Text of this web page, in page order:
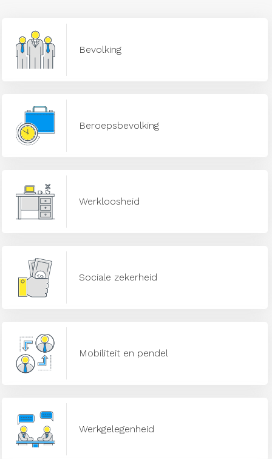
Bevolking
Beroepsbevolking
Werkloosheid
Sociale zekerheid
Mobiliteit en pendel
Werkgelegenheid